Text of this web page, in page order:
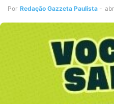
Por Redação Gazzeta Paulista -